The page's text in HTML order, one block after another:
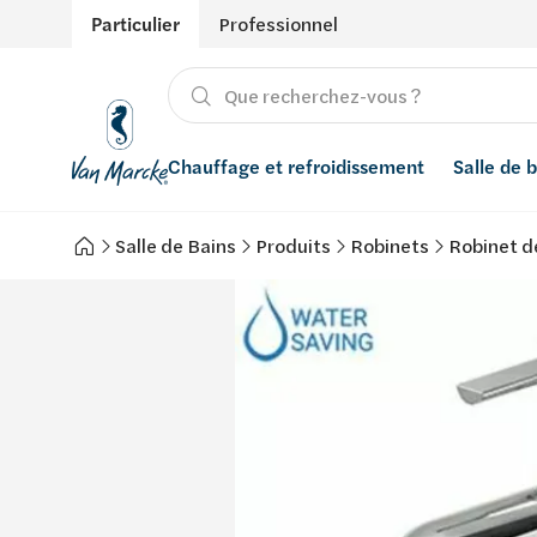
Particulier Professionnel
Chauffage et refroidissement
Chauffage
Refroidissement
Salle de
Produits
Salle de bain avec prix indicatif
Énergies renouvelables
Adoucisseurs d’eau
Salle de Bains Produits Robinets Robinet